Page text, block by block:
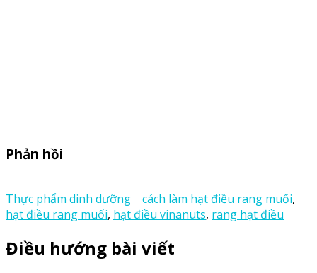
Phản hồi
Thực phẩm dinh dưỡng cách làm hạt điều rang muối,
hạt điều rang muối, hạt điều vinanuts, rang hạt điều
Điều hướng bài viết